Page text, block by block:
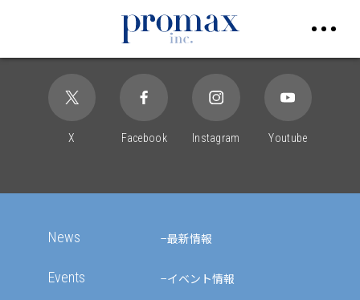
Follow Us on SNS
X Facebook Instagram Youtube
News 最新情報
Events イベント情報